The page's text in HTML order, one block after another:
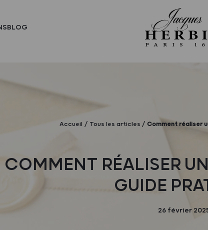
BLOG
Accueil Tous les articles Comment réaliser
COMMENT RÉALISER
GUIDE
26 février